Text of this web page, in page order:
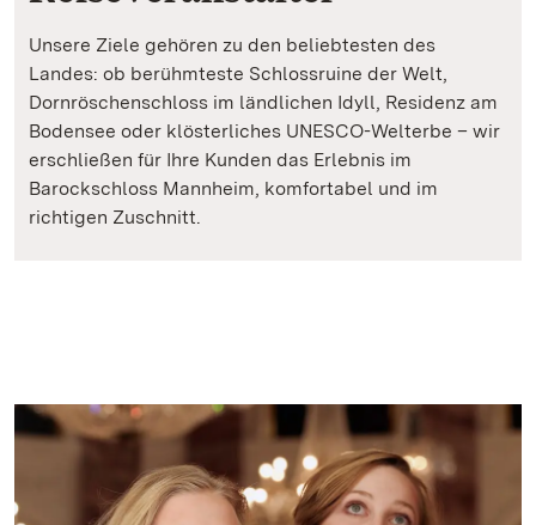
Unsere Ziele gehören zu den beliebtesten des
Landes: ob berühmteste Schlossruine der Welt,
Dornröschenschloss im ländlichen Idyll, Residenz am
Bodensee oder klösterliches UNESCO-Welterbe – wir
erschließen für Ihre Kunden das Erlebnis im
Barockschloss Mannheim, komfortabel und im
richtigen Zuschnitt.